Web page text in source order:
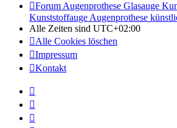
Forum Augenprothese Glasauge
Kunststoffauge Augenprothese
Alle Zeiten sind UTC+02:00
Alle Cookies löschen
Impressum
Kontakt